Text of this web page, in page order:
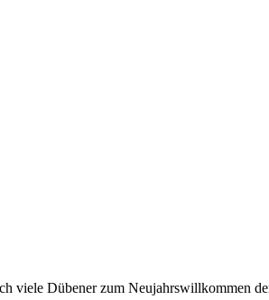
viele Dübener zum Neujahrswillkommen